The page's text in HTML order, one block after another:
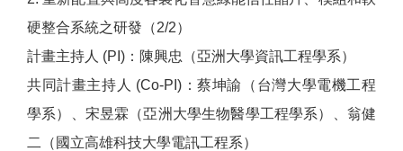
硬整合系統之研發（2/2）
計畫主持人 (PI)：陳興忠（亞洲大學資訊工程學系）
共同計畫主持人 (Co-PI)：蔡坤諭（台灣大學電機工程
學系）、宋昱霖（亞洲大學生物醫學工程學系）、翁健
二（國立高雄科技大學電訊工程系）